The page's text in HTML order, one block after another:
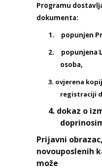
Programu
dokumenta:
1.
popunjen
2.
popunjena
osoba,
3. ovjerena
registraciji
4. dokaz o
Prijavni
novouposlenih
može